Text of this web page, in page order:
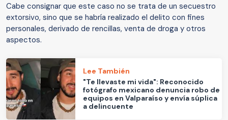
Cabe consignar que este caso no se trata de un secuestro
extorsivo, sino que se habría realizado el delito con fines
personales, derivado de rencillas, venta de droga y otros
aspectos.
Lee También
"Te llevaste mi vida": Reconocido
fotógrafo mexicano denuncia robo de
equipos en Valparaíso y envía súplica
a delincuente